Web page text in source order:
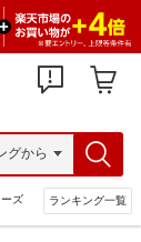
ズ ランキング一覧